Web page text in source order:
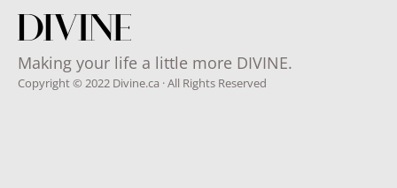
Making your life a little more DIVINE.
Copyright © 2022 Divine.ca · All Rights Reserved